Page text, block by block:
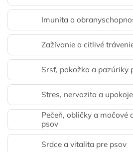
Imunita a
Zažívanie a citlivé
Srsť, pokožka a pazúriky
Stres, nervozita a
Pečeň, obličky a močové
psov
Srdce a vitalita pre psov